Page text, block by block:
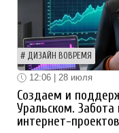
ДИЗАЙН ВОВРЕМЯ
12:06 | 28 июля
Создаем и
Уральском.
интернет-проектов